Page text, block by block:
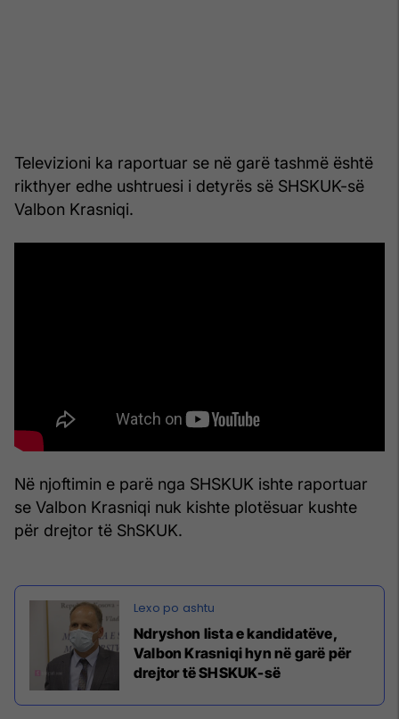
Televizioni ka raportuar se në garë tashmë është
rikthyer edhe ushtruesi i detyrës së SHSKUK-së
Valbon Krasniqi.
Në njoftimin e parë nga SHSKUK ishte raportuar
se Valbon Krasniqi nuk kishte plotësuar kushte
për drejtor të ShSKUK.
Ndryshon lista e kandidatëve,
Valbon Krasniqi hyn në garë për
drejtor të SHSKUK-së